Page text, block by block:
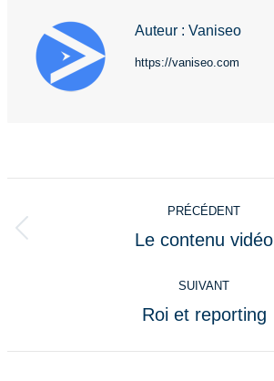
Auteur : Vaniseo
https://vaniseo.com
article
PRÉCÉDENT
Article
Le contenu vidéo
SUIVANT
Article
Roi et reporting